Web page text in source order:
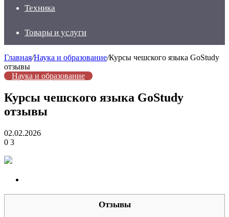
Техника
Товары и услуги
Главная/Наука и образование/Курсы чешского языка GoStudy
отзывы
Наука и образование
Курсы чешского языка GoStudy
отзывы
02.02.2026
0 3
Отзывы